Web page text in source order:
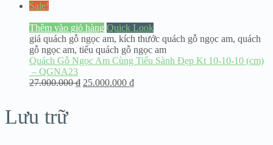
Sale!
Thêm vào giỏ hàng Quick Look
giá quách gỗ ngọc am, kích thước quách gỗ ngọc am, quách
gỗ ngọc am, tiểu quách gỗ ngọc am
Quách Gỗ Ngọc Am Cùng Tiểu Sành Đẹp Kt 10-10-10 (cm)
– QGNA23
27.000.000₫ 25.000.000 ₫
Lưu trữ